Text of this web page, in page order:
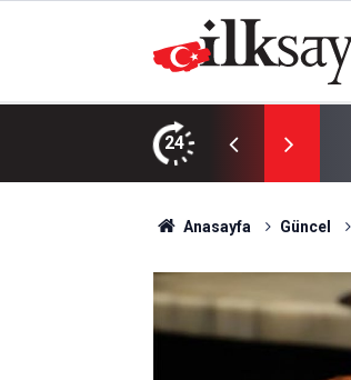
24
Anasayfa Güncel